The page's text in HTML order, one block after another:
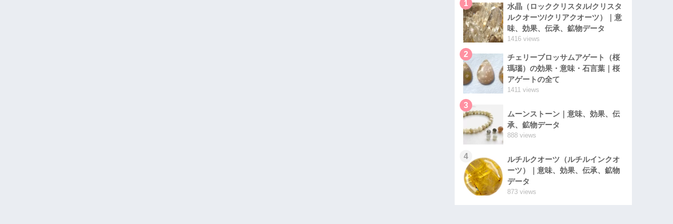
1
水晶（ロッククリスタル/クリスタ
ルクオーツ/クリアクオーツ）｜意
味、効果、伝承、鉱物データ
1416 views
2
チェリーブロッサムアゲート（桜
瑪瑙）の効果・意味・石言葉｜桜
アゲートの全て
1411 views
3
ムーンストーン｜意味、効果、伝
承、鉱物データ
888 views
4
ルチルクオーツ（ルチルインクオ
ーツ）｜意味、効果、伝承、鉱物
データ
873 views